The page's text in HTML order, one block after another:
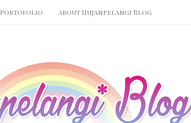
Portofolio About Hujanpelangi Blog